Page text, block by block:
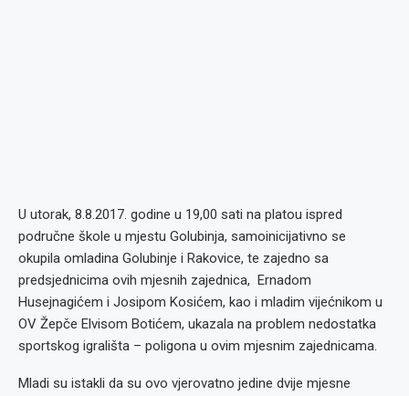
U utorak, 8.8.2017. godine u 19,00 sati na platou ispred
područne škole u mjestu Golubinja, samoinicijativno se
okupila omladina Golubinje i Rakovice, te zajedno sa
predsjednicima ovih mjesnih zajednica, Ernadom
Husejnagićem i Josipom Kosićem, kao i mladim vijećnikom u
OV Žepče Elvisom Botićem, ukazala na problem nedostatka
sportskog igrališta – poligona u ovim mjesnim zajednicama.
Mladi su istakli da su ovo vjerovatno jedine dvije mjesne